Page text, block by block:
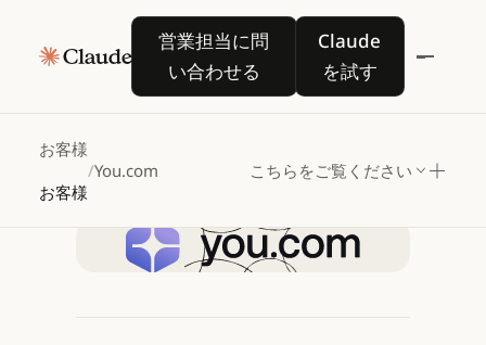
営業担当に問
い合わせる
営業担当に問い合わせる
Claude
を試す
Claude を試す
お客様
お客様
/You.com こちらをご覧ください
You.comはClaude
を活用し、
検索と生産性を向上
Claude を試す
Claude を試す